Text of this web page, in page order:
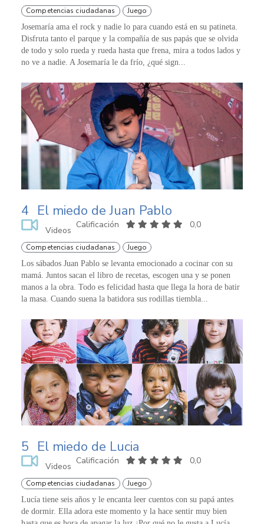
Competencias ciudadanas Juego
Josemaría ama el rock y nadie lo para cuando está en su patineta.
Disfruta tanto el parque y la compañía de sus papás que se olvida
de todo y solo rueda y rueda hasta que frena, mira a todos lados y
no ve a nadie. A Josemaría le da frío, ¿qué sign...
4 El miedo de Juan Pablo
Videos
Calificación 0,0
Competencias ciudadanas Juego
Los sábados Juan Pablo se levanta emocionado a cocinar con su
mamá. Juntos sacan el libro de recetas, escogen una y se ponen
manos a la obra. Todo es felicidad hasta que llega la hora de batir
la masa. Cuando suena la batidora sus rodillas tiembla...
5 El miedo de Lucia
Videos
Calificación 0,0
Competencias ciudadanas Juego
Lucía tiene seis años y le encanta leer cuentos con su papá antes
de dormir. Ella adora este momento y la hace sentir muy bien